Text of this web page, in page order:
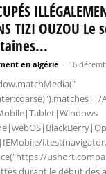
TIZI OUZOU Le
en algérie - 16
durant le début des